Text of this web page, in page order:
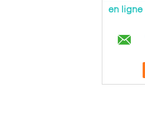
en ligne